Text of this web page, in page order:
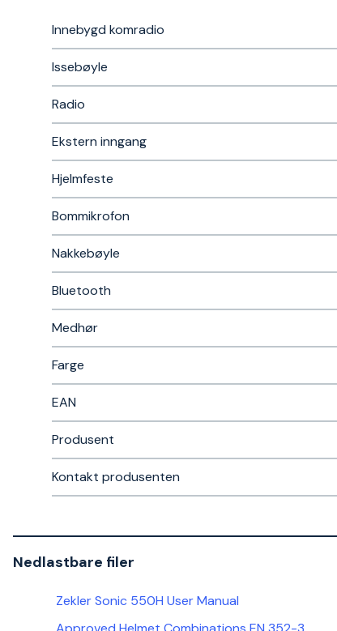
Innebygd komradio
Issebøyle
Radio
Ekstern inngang
Hjelmfeste
Bommikrofon
Nakkebøyle
Bluetooth
Medhør
Farge
EAN
Produsent
Kontakt produsenten
Nedlastbare filer
Zekler Sonic 550H User Manual